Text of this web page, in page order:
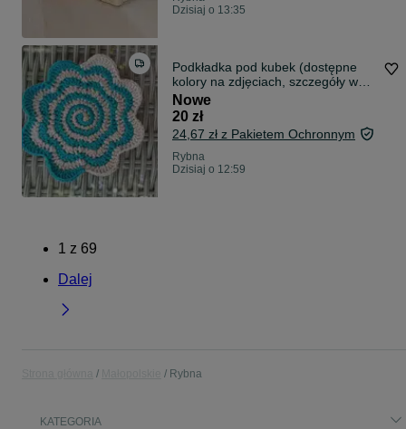
Dzisiaj o 13:35
Podkładka pod kubek (dostępne
kolory na zdjęciach, szczegóły w
opisie))
Nowe
20 zł
24,67 zł z Pakietem Ochronnym
Rybna
Dzisiaj o 12:59
1 z 69
Dalej
Rybna
KATEGORIA